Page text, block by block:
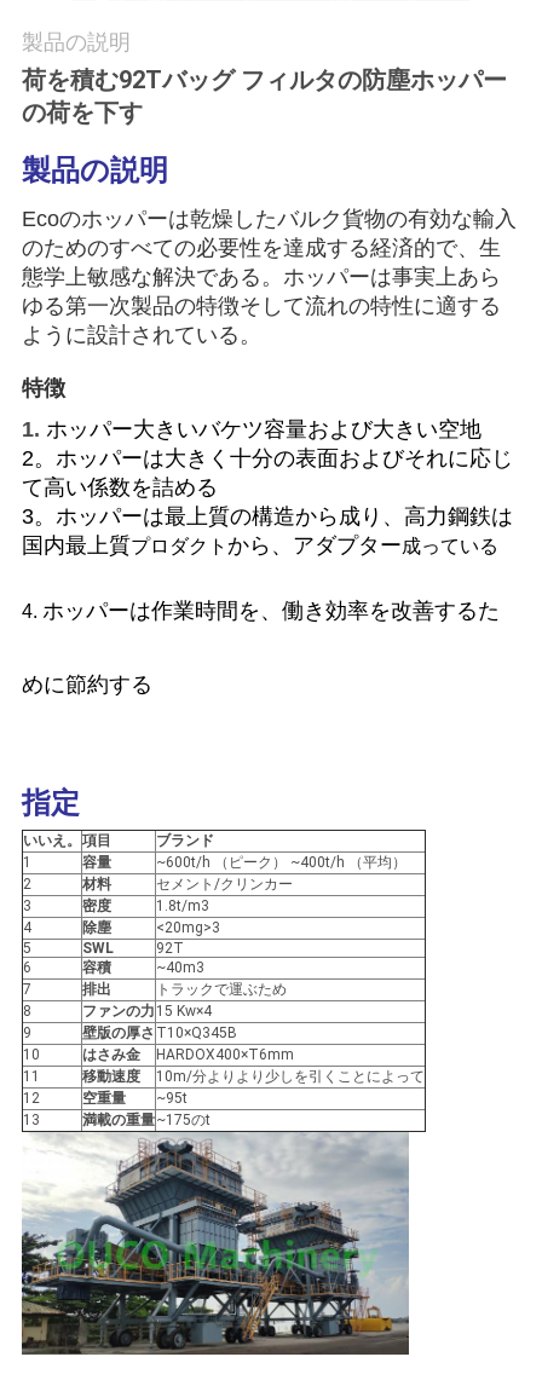
ツ
ア
ー
品
質
管
理
ニ
ュ
ー
ス
事
CONTACT
US
地
図
プ
ラ
バ
シ
ー
ポ
製品の説明
荷を積む92Tバッグ フィルタの防塵ホッパー
の荷を下す
製品の説明
Ecoのホッパーは乾燥したバルク貨物の有効な輸入
のためのすべての必要性を達成する経済的で、生
態学上敏感な解決である。ホッパーは事実上あら
ゆる第一次製品の特徴そして流れの特性に適する
ように設計されている。
特徴
1. ホッパー大きいバケツ容量および大きい空地
2。ホッパーは大きく十分の表面およびそれに応じ
て高い係数を詰める
3。ホッパーは最上質の構造から成り、高力鋼鉄は
国内最上質プロダクト から、アダプター成っている
4. ホッパーは作業時間を、働き効率を改善するた
めに節約する
指定
いいえ。 項目
ブランド
1
容量
~600t/h （ピーク） ~400t/h （平均）
2
材料
セメント/クリンカー
3
密度
1.8t/m3
4
除塵
<20mg>3
5
SWL
92T
6
容積
~40m3
7
排出
トラックで運ぶため
8
ファンの力 15 Kw×4
9
壁版の厚さ T10×Q345B
10
はさみ金
HARDOX400×T6mm
11
移動速度
10m/分よりより少しを引くことによって
12
空重量
~95t
13
満載の重量~175のt